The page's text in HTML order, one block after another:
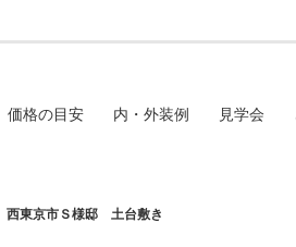
価格の目安 内・外装例 見学会
西東京市Ｓ様邸 土台敷き